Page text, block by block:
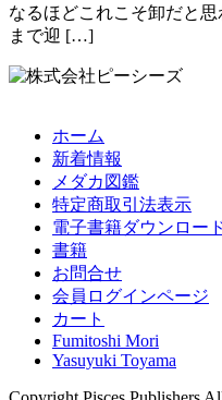
なるほどこれこそ卸だと
まで迎 […]
ホーム
新着情報
メダカ図鑑
特定商取引法表示
電子書籍ダウンロー
書籍
お問合せ
会員ログインページ
カート
Fumitoshi Mori
Yasuyuki Toyama